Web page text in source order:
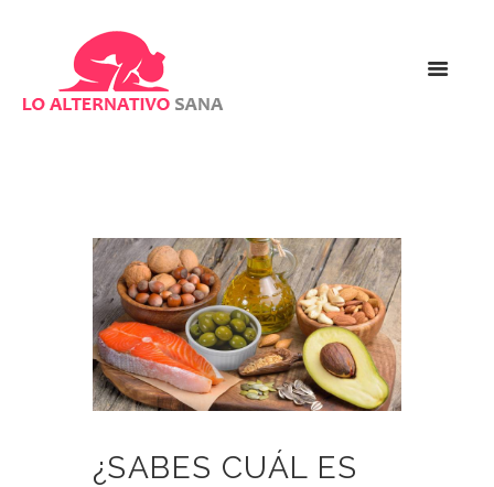
¿SABES CUÁL ES